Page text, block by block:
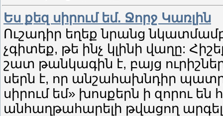
Ես քեզ սիրում եմ. Ջորջ Կառլին
Ուշադիր եղեք նրանց
չգիտեք, թե ինչ կլինի վաղը:
շատ թանկագին է, բայց
սերն է, որ անշահախնդիր
սիրում եմ» խոսքերն ի զորու
անհաղթահարելի թվացող